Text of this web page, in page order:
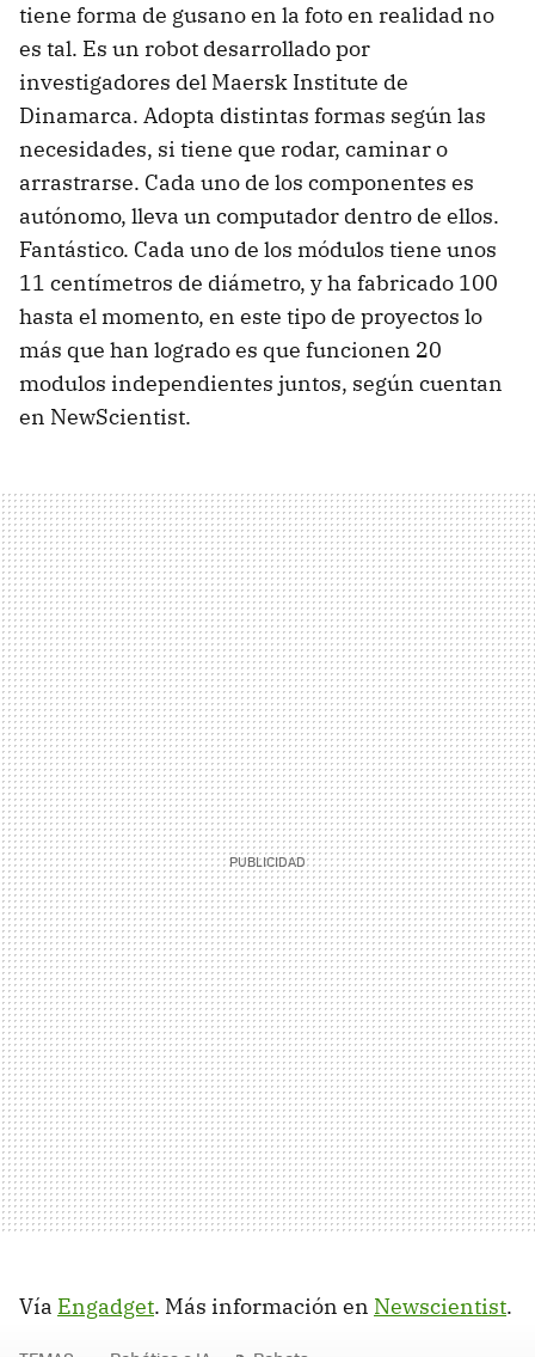
tiene forma de gusano en la foto en realidad no
es tal. Es un robot desarrollado por
investigadores del Maersk Institute de
Dinamarca. Adopta distintas formas según las
necesidades, si tiene que rodar, caminar o
arrastrarse. Cada uno de los componentes es
autónomo, lleva un computador dentro de ellos.
Fantástico. Cada uno de los módulos tiene unos
11 centímetros de diámetro, y ha fabricado 100
hasta el momento, en este tipo de proyectos lo
más que han logrado es que funcionen 20
modulos independientes juntos, según cuentan
en NewScientist.
Vía Engadget. Más información en Newscientist.